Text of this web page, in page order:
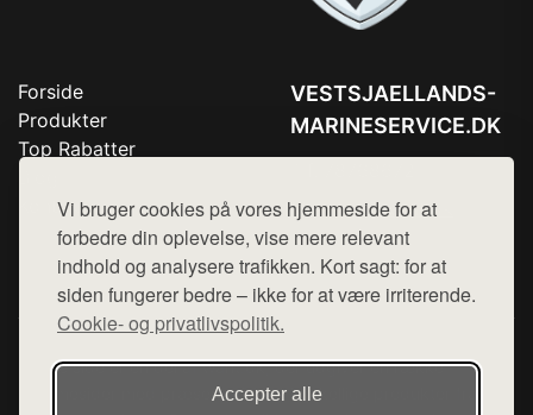
Vi bruger cookies på vores hjemmeside for at
forbedre din oplevelse, vise mere relevant
indhold og analysere trafikken. Kort sagt: for at
siden fungerer bedre – ikke for at være irriterende.
Cookie- og privatlivspolitik.
Accepter alle
Forside
Produkter
Top Rabatter
Kontakt
VESTSJAELLANDS-
MARINESERVICE.DK
Mail:hej@want.dk
Cookie- og privatlivspolitik
Denne side er en del af want.dk, der udgiver en række
hjemmesider med præsentation af forskellige produkter fra